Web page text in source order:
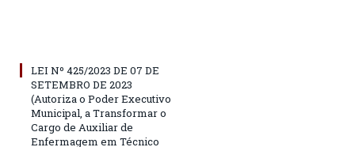
LEI Nº 425/2023 DE 07 DE
SETEMBRO DE 2023
(Autoriza o Poder Executivo
Municipal, a Transformar o
Cargo de Auxiliar de
Enfermagem em Técnico